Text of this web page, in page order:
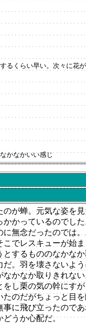
るくらい早い。次々に花
かなかいい感じ
が蝉。元気な姿を
かかっているのでし
無念だったのでは
こでレスキューが始
するもののなかな
だ。羽を壊さないよ
かなか取りきれな
し栗の気の幹にす
たのだがちょっと目
事に飛び立ったので
うか心配だ。